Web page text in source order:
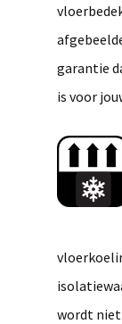
garantie
is voor
wordt niet